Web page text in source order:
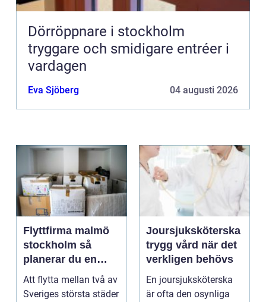
Dörröppnare i stockholm
tryggare och smidigare entréer i
vardagen
Eva Sjöberg 04 augusti 2026
Flyttfirma malmö
stockholm så
planerar du en
trygg flytt mellan
städerna
Att flytta mellan två av
Sveriges största städer
Joursjuksköterska
trygg vård när det
verkligen behövs
En joursjuksköterska
är ofta den osynliga